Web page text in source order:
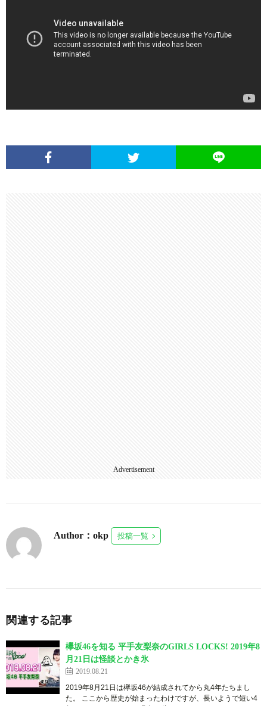
Advertisement
Author：okp 投稿一覧
関連する記事
欅坂46を知る 平手友梨奈のGIRLS LOCKS! 2019年8
月21日は怪談とかき氷
2019.08.21
2019年8月21日は欅坂46が結成されてから丸4年たちまし
た。 ここから歴史が始まったわけですが、長いようで短い4